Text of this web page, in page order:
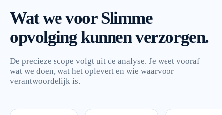
Wat we voor Slimme
opvolging kunnen verzorgen.
De precieze scope volgt uit de analyse. Je weet vooraf
wat we doen, wat het oplevert en wie waarvoor
verantwoordelijk is.